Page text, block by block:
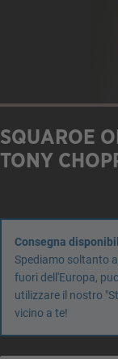
SQUAROE
TONY
Consegna
Spediamo soltanto
fuori dell'Europa,
utilizzare il nostro
vicino a te!